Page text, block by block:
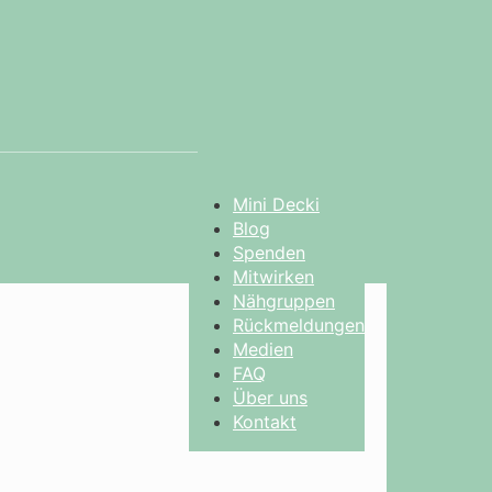
Mini Decki
Blog
Spenden
Mitwirken
Nähgruppen
Rückmeldungen
Medien
FAQ
Über uns
Kontakt